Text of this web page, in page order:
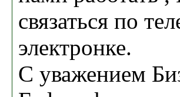
связаться по
электронке.
С уважением